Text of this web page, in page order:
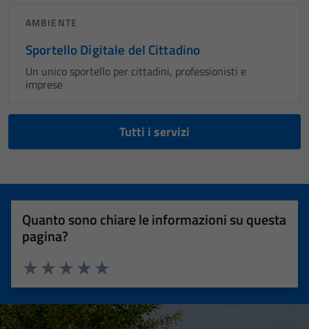
AMBIENTE
Sportello Digitale del Cittadino
Un unico sportello per cittadini, professionisti e
imprese
Tutti i servizi
Quanto sono chiare le informazioni su questa
pagina?
Valuta 5 stelle su 5
Valuta 4 stelle su 5
Valuta 3 stelle su 5
Valuta 2 stelle su 5
Valuta 1 stelle su 5